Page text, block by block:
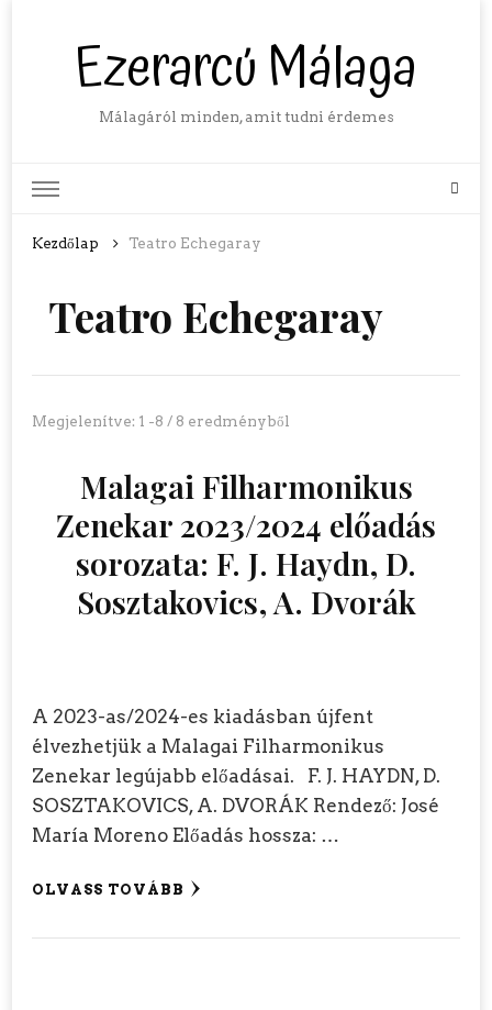
Ezerarcú Málaga
Málagáról minden, amit tudni érdemes
Kezdőlap Teatro Echegaray
Teatro Echegaray
Megjelenítve: 1 -8 / 8 eredményből
Malagai Filharmonikus
Zenekar 2023/2024 előadás
sorozata: F. J. Haydn, D.
Sosztakovics, A. Dvorák
A 2023-as/2024-es kiadásban újfent
élvezhetjük a Malagai Filharmonikus
Zenekar legújabb előadásai. F. J. HAYDN, D.
SOSZTAKOVICS, A. DVORÁK Rendező: José
María Moreno Előadás hossza: …
OLVASS TOVÁBB